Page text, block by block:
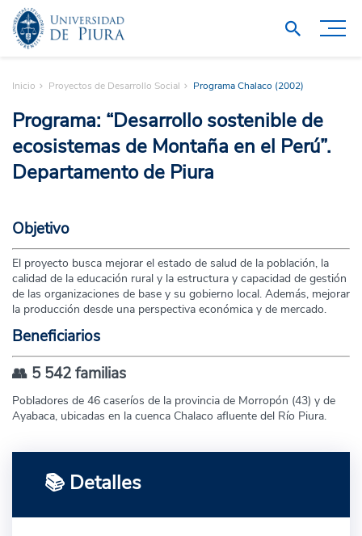
Inicio Proyectos de Desarrollo Social Programa Chalaco (2002)
Programa: “Desarrollo sostenible de
ecosistemas de Montaña en el Perú”.
Departamento de Piura
Objetivo
El proyecto busca mejorar el estado de salud de la población, la
calidad de la educación rural y la estructura y capacidad de gestión
de las organizaciones de base y su gobierno local. Además, mejorar
la producción desde una perspectiva económica y de mercado.
Beneficiarios
👥 5 542 familias
Pobladores de 46 caseríos de la provincia de Morropón (43) y de
Ayabaca, ubicadas en la cuenca Chalaco afluente del Río Piura.
📚 Detalles